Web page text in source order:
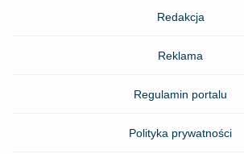
Redakcja
Reklama
Regulamin portalu
Polityka prywatności